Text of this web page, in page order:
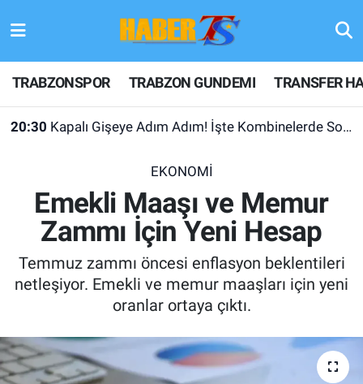
TRABZONSPOR TRABZON GUNDEMI TRANSFER
20:30 Kapalı Gişeye Adım Adım! İşte Kombinelerde Son Durum
EKONOMİ
Emekli Maaşı ve Memur
Zammı İçin Yeni Hesap
Temmuz zammı öncesi enflasyon beklentileri
netleşiyor. Emekli ve memur maaşları için yeni
oranlar ortaya çıktı.
TRABZONSPOR
TRABZON GUNDEMI
KULİS MEYDANI
1461 TRABZON
ALT LIGLER
Hava Durumu
Trafik Durumu
Son Dakika Haberleri
Haber Arşivi